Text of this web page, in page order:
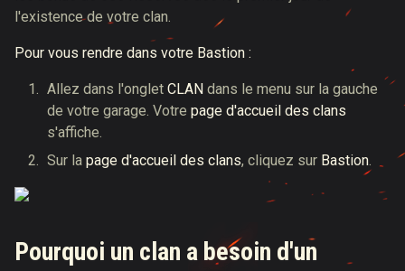
l'existence de votre clan.
Pour vous rendre dans votre Bastion :
Allez dans l'onglet CLAN dans le menu sur la gauche
de votre garage. Votre page d'accueil des clans
s'affiche.
Sur la page d'accueil des clans, cliquez sur Bastion.
Pourquoi un clan a besoin d'un